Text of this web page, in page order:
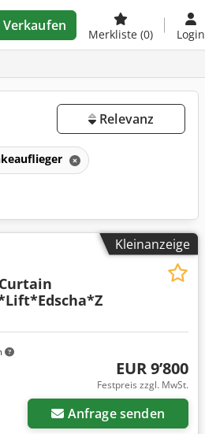
Verkaufen
Merkliste (0) Login
Relevanz
Kleinanzeige
EUR 9’800
Festpreis zzgl. MwSt.
Anfrage senden